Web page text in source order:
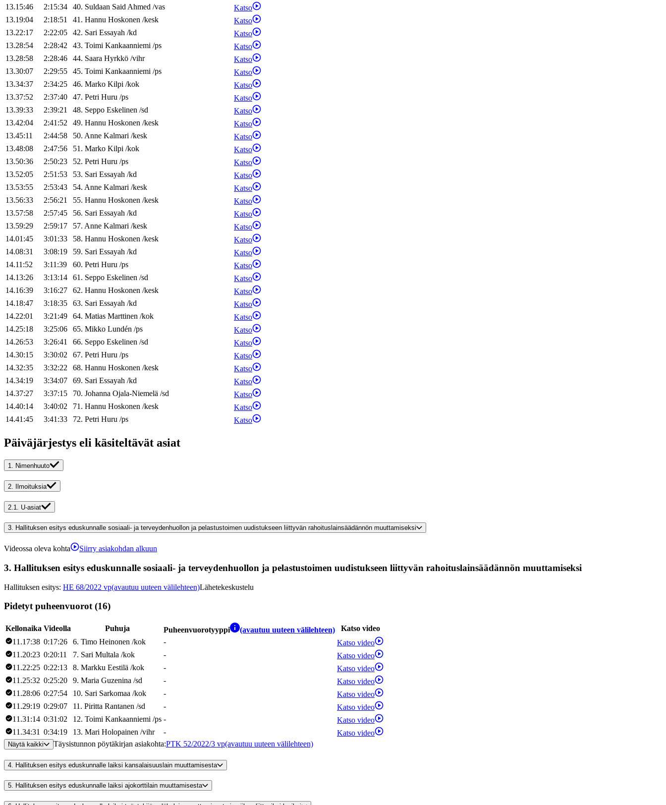
13.15:46
2:15:34 40. Suldaan Said Ahmed /vas
Katso
13.19:04
2:18:51 41. Hannu Hoskonen /kesk
Katso
13.22:17
2:22:05 42. Sari Essayah /kd
Katso
13.28:54
2:28:42 43. Toimi Kankaanniemi /ps
Katso
13.28:58
2:28:46 44. Saara Hyrkkö /vihr
Katso
13.30:07
2:29:55 45. Toimi Kankaanniemi /ps
Katso
13.34:37
2:34:25 46. Marko Kilpi /kok
Katso
13.37:52
2:37:40 47. Petri Huru /ps
Katso
13.39:33
2:39:21 48. Seppo Eskelinen /sd
Katso
13.42:04
2:41:52 49. Hannu Hoskonen /kesk
Katso
13.45:11
2:44:58 50. Anne Kalmari /kesk
Katso
13.48:08
2:47:56 51. Marko Kilpi /kok
Katso
13.50:36
2:50:23 52. Petri Huru /ps
Katso
13.52:05
2:51:53 53. Sari Essayah /kd
Katso
13.53:55
2:53:43 54. Anne Kalmari /kesk
Katso
13.56:33
2:56:21 55. Hannu Hoskonen /kesk
Katso
13.57:58
2:57:45 56. Sari Essayah /kd
Katso
13.59:29
2:59:17 57. Anne Kalmari /kesk
Katso
14.01:45
3:01:33 58. Hannu Hoskonen /kesk
Katso
14.08:31
3:08:19 59. Sari Essayah /kd
Katso
14.11:52
3:11:39 60. Petri Huru /ps
Katso
14.13:26
3:13:14 61. Seppo Eskelinen /sd
Katso
14.16:39
3:16:27 62. Hannu Hoskonen /kesk
Katso
14.18:47
3:18:35 63. Sari Essayah /kd
Katso
14.22:01
3:21:49 64. Matias Marttinen /kok
Katso
14.25:18
3:25:06 65. Mikko Lundén /ps
Katso
14.26:53
3:26:41 66. Seppo Eskelinen /sd
Katso
14.30:15
3:30:02 67. Petri Huru /ps
Katso
14.32:35
3:32:22 68. Hannu Hoskonen /kesk
Katso
14.34:19
3:34:07 69. Sari Essayah /kd
Katso
14.37:27
3:37:15 70. Johanna Ojala-Niemelä /sd
Katso
14.40:14
3:40:02 71. Hannu Hoskonen /kesk
Katso
14.41:45
3:41:33 72. Petri Huru /ps Katso
Päiväjärjestys eli käsiteltävät asiat
1. Nimenhuuto
2. Ilmoituksia
2.1. U-asiat
3. Hallituksen esitys eduskunnalle sosiaali- ja terveydenhuollon ja pelastustoimen uudistukseen liittyvän rahoituslainsäädännön muuttamiseksi
Videossa oleva kohta Siirry asiakohdan alkuun
3. Hallituksen esitys eduskunnalle sosiaali- ja terveydenhuollon ja pelastustoimen uudistukseen liittyvän rahoituslainsäädännön muuttamiseksi
Hallituksen esitys: HE 68/2022 vp(avautuu uuteen välilehteen)Lähetekeskustelu
Pidetyt puheenvuorot (16)
Kellonaika Videolla Puhuja Puheenvuorotyyppi (avautuu uuteen välilehteen)
Katso video
11.17:38 0:17:26 6. Timo Heinonen /kok -
Katso video
11.20:23 0:20:11 7. Sari Multala /kok -
Katso video
11.22:25 0:22:13 8. Markku Eestilä /kok -
Katso video
11.25:32 0:25:20 9. Maria Guzenina /sd -
Katso video
11.28:06 0:27:54 10. Sari Sarkomaa /kok -
Katso video
11.29:19 0:29:07 11 . Piritta Rantanen /sd -
Katso video
11.31:14 0:31:02 12. Toimi Kankaanniemi /ps -
Katso video
11.34:31 0:34:19 13. Mari Holopainen /vihr - Katso video
Näytä kaikki Täysistunnon pöytäkirjan asiakohta:PTK 52/2022/3 vp(avautuu uuteen välilehteen)
4. Hallituksen esitys eduskunnalle laiksi kansalaisuuslain muuttamisesta
5. Hallituksen esitys eduskunnalle laiksi ajokorttilain muuttamisesta